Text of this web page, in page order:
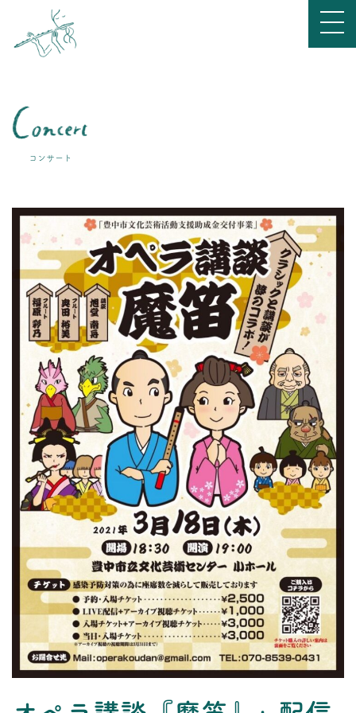
トップ
プロフィール
コンサート
お知らせ
レッスン
お問い合わせ
コンサート